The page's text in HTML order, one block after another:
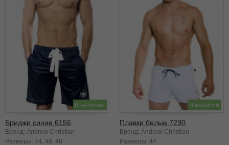
В наличии
Бриджи синие 6156
Бренд: Andrew Christian
Размеры: 44 46 48
В наличии
Плавки белые 7290
Бренд: Andrew Christian
Размеры: 44